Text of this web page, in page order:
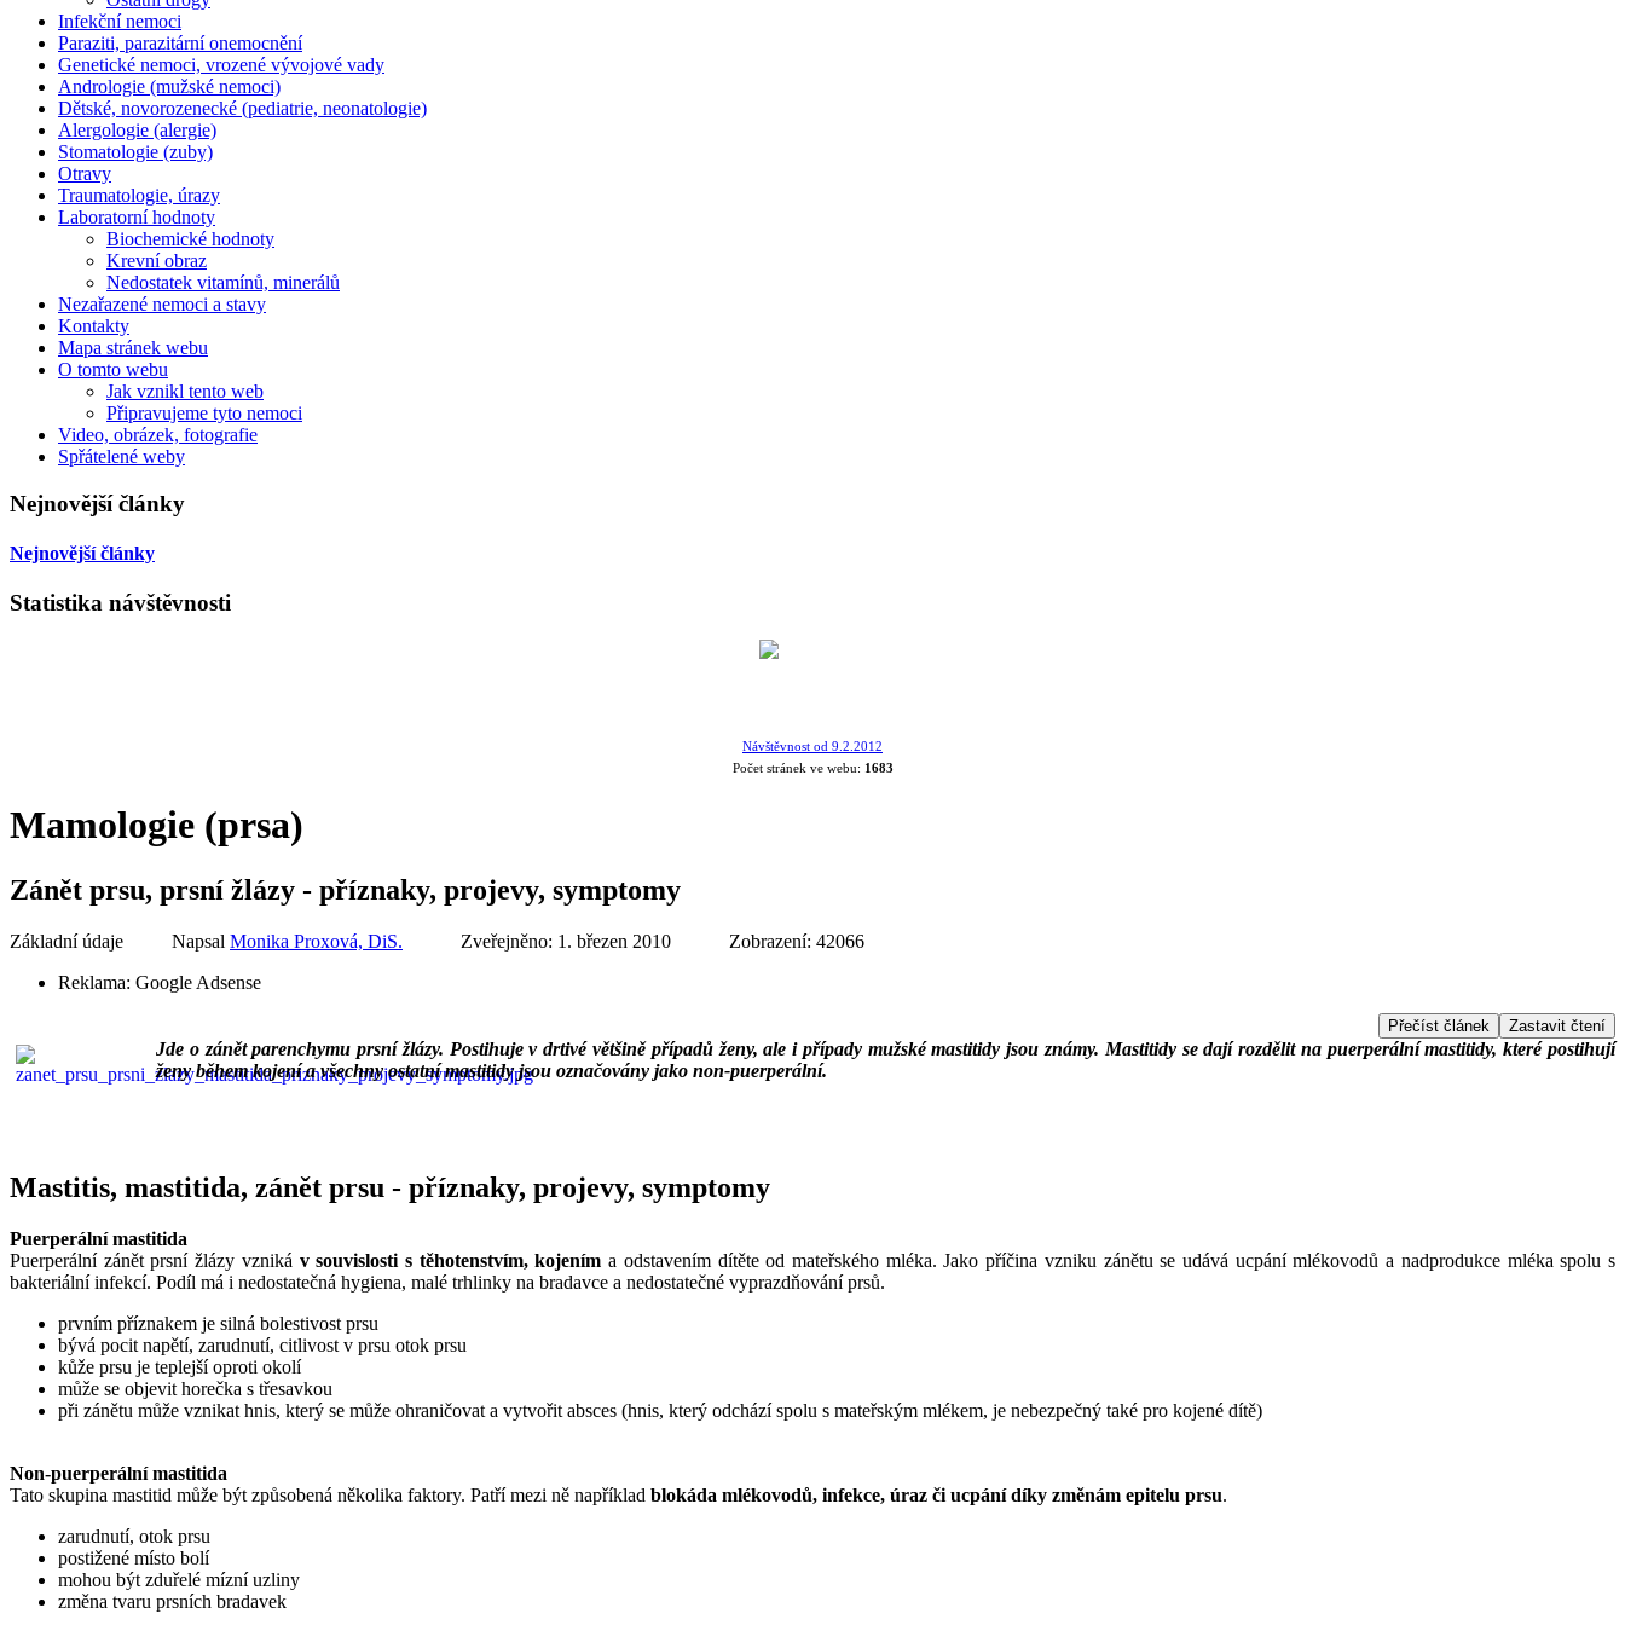
Infekční nemoci
Paraziti, parazitární onemocnění
Genetické nemoci, vrozené vývojové vady
Andrologie (mužské nemoci)
Dětské, novorozenecké (pediatrie, neonatologie)
Alergologie (alergie)
Stomatologie (zuby)
Otravy
Traumatologie, úrazy
Laboratorní hodnoty
Biochemické hodnoty
Krevní obraz
Nedostatek vitamínů, minerálů
Nezařazené nemoci a stavy
Kontakty
Mapa stránek webu
O tomto webu
Jak vznikl tento web
Připravujeme tyto nemoci
Video, obrázek, fotografie
Spřátelené weby
Nejnovější články
Nejnovější články
Statistika návštěvnosti
Návštěvnost od 9.2.2012
Počet stránek ve webu: 1683
Mamologie (prsa)
Zánět prsu, prsní žlázy - příznaky, projevy, symptomy
Základní údaje Napsal Monika Proxová, DiS. Zveřejněno: 1. březen 2010
Zobrazení: 42066
Reklama: Google Adsense
Přečíst článek Zastavit čtení
Jde o zánět parenchymu prsní žlázy. Postihuje v drtivé většině případů ženy, ale i případy mužské mastitidy jsou známy. Mastitidy se dají rozdělit na puerperální mastitidy, které postihují
ženy během kojení a všechny ostatní mastitidy jsou označovány jako non-puerperální.
Mastitis, mastitida, zánět prsu - příznaky, projevy, symptomy
Puerperální mastitida
Puerperální zánět prsní žlázy vzniká v souvislosti s těhotenstvím, kojením a odstavením dítěte od mateřského mléka. Jako příčina vzniku zánětu se udává ucpání mlékovodů a nadprodukce mléka spolu s
bakteriální infekcí. Podíl má i nedostatečná hygiena, malé trhlinky na bradavce a nedostatečné vyprazdňování prsů.
prvním příznakem je silná bolestivost prsu
bývá pocit napětí, zarudnutí, citlivost v prsu otok prsu
kůže prsu je teplejší oproti okolí
může se objevit horečka s třesavkou
při zánětu může vznikat hnis, který se může ohraničovat a vytvořit absces (hnis, který odchází spolu s mateřským mlékem, je nebezpečný také pro kojené dítě)
Non-puerperální mastitida
Tato skupina mastitid může být způsobená několika faktory. Patří mezi ně například blokáda mlékovodů, infekce, úraz či ucpání díky změnám epitelu prsu.
zarudnutí, otok prsu
postižené místo bolí
mohou být zduřelé mízní uzliny
změna tvaru prsních bradavek